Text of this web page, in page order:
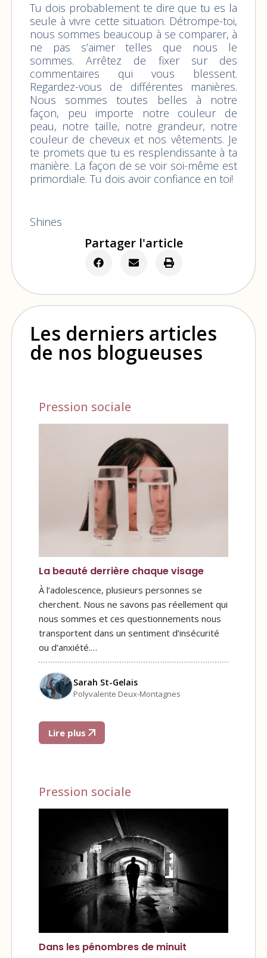
Tu dois probablement te dire que tu es la
seule à vivre cette situation. Détrompe-toi,
nous sommes beaucoup à se comparer, à
ne pas s’aimer telles que nous le
sommes. Arrêtez de fixer sur des
commentaires qui vous blessent.
Regardez-vous de différentes manières.
Nous sommes toutes belles à notre
façon, peu importe notre couleur de
peau, notre taille, notre grandeur, notre
couleur de cheveux et nos vêtements. Je
te promets que tu es resplendissante à ta
manière. La façon de se voir soi-même est
primordiale. Tu dois avoir confiance en toi!
Shines
Partager l'article
Les derniers articles
de nos blogueuses
Pression sociale
La beauté derrière chaque visage
À l’adolescence, plusieurs personnes se
cherchent. Nous ne savons pas réellement qui
nous sommes et ces questionnements nous
transportent dans un sentiment d’insécurité
ou d’anxiété.…
Sarah St-Gelais
Polyvalente Deux-Montagnes
Lire plus
Pression sociale
Dans les pénombres de minuit